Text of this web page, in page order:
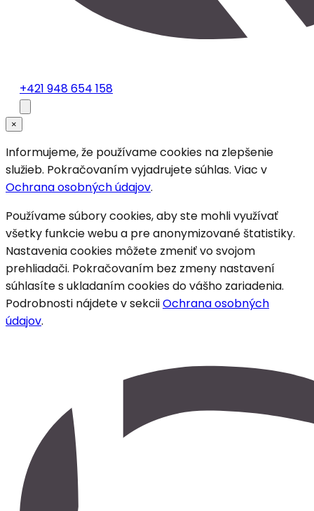
+421 948 654 158
×
Informujeme, že používame cookies na zlepšenie
služieb. Pokračovaním vyjadrujete súhlas. Viac v
Ochrana osobných údajov.
Používame súbory cookies, aby ste mohli využívať
všetky funkcie webu a pre anonymizované štatistiky.
Nastavenia cookies môžete zmeniť vo svojom
prehliadači. Pokračovaním bez zmeny nastavení
súhlasíte s ukladaním cookies do vášho zariadenia.
Podrobnosti nájdete v sekciiOchrana osobných
údajov.